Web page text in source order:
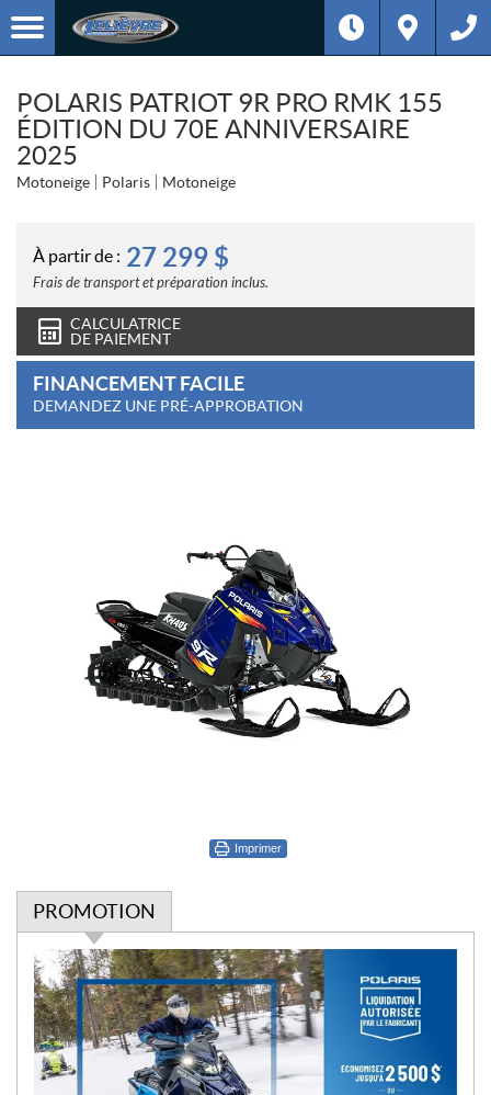
POLARIS PATRIOT 9R PRO RMK 155
ÉDITION DU 70E ANNIVERSAIRE
2025
Motoneige Polaris Motoneige
À partir de : 27 299 $
Frais de transport et préparation inclus.
CALCULATRICE
DE PAIEMENT
FINANCEMENT FACILE
DEMANDEZ UNE PRÉ-APPROBATION
Imprimer
PROMOTION
P
r
o
m
o
t